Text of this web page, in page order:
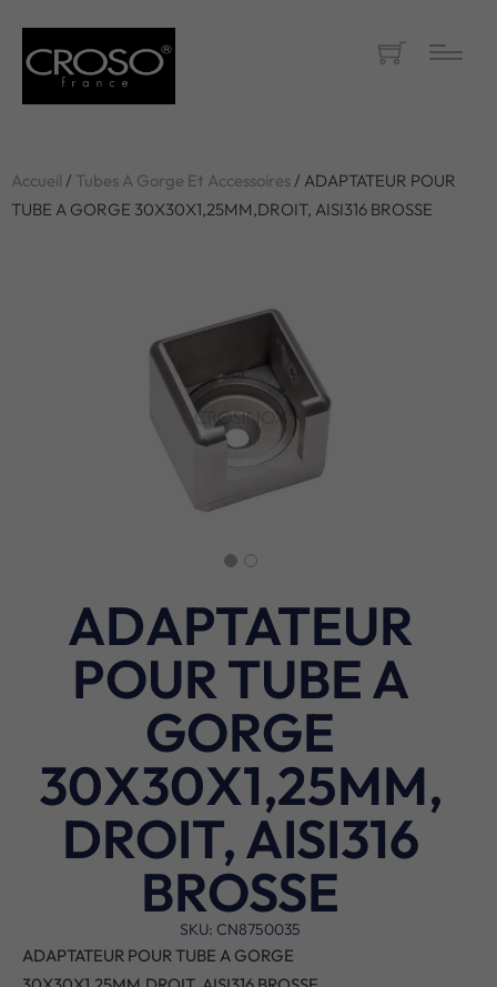
Accueil / Tubes A Gorge Et Accessoires/ ADAPTATEUR POUR
TUBE A GORGE 30X30X1,25MM,DROIT, AISI316 BROSSE
ADAPTATEUR
POUR TUBE A
GORGE
30X30X1,25MM,
DROIT, AISI316
BROSSE
SKU: CN8750035
ADAPTATEUR POUR TUBE A GORGE